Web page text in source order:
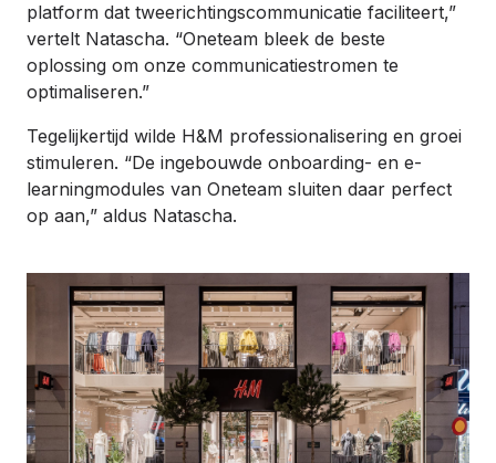
platform dat tweerichtingscommunicatie faciliteert,”
vertelt Natascha. “Oneteam bleek de beste
oplossing om onze communicatiestromen te
optimaliseren.”
Tegelijkertijd wilde H&M professionalisering en groei
stimuleren. “De ingebouwde onboarding- en e-
learningmodules van Oneteam sluiten daar perfect
op aan,” aldus Natascha.